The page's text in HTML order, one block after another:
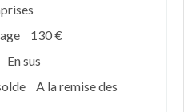
130 €
En sus
A la remise des